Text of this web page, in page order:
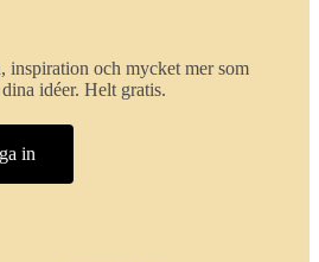
inspiration och mycket mer som
idéer. Helt gratis.
in